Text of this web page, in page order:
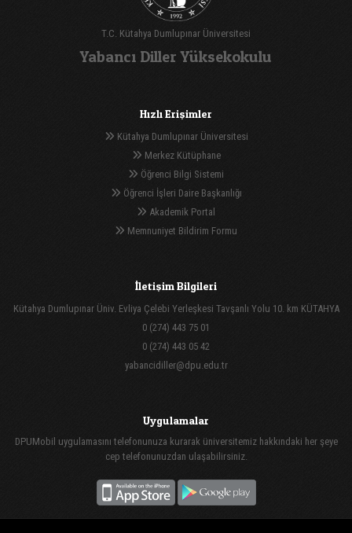
T.C. Kütahya Dumlupınar Üniversitesi
Yabancı Diller Yüksekokulu
Hızlı Erişimler
Kütahya Dumlupınar Üniversitesi
Merkez Kütüphane
Öğrenci Bilgi Sistemi
Öğrenci İşleri Daire Başkanlığı
Akademik Portal
Memnuniyet Bildirim Formu
İletişim Bilgileri
Kütahya Dumlupınar Üniv. Evliya Çelebi Yerleşkesi Tavşanlı Yolu 10. km KÜTAHYA
0 (274) 443 75 01
0 (274) 443 05 42
yabancidiller@dpu.edu.tr
Uygulamalar
DPUMobil uygulamasını telefonunuza kurarak üniversitemiz hakkındaki her şeye
cep telefonunuzdan ulaşabilirsiniz.